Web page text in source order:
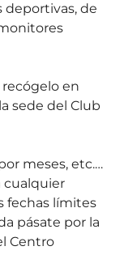
de
en
sede del Club
meses, etc.…
cualquier
fechas límites
pásate por la
Centro